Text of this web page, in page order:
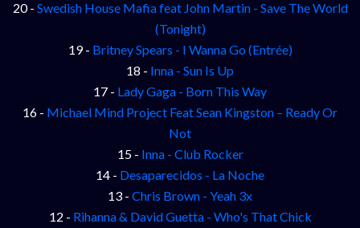
20 - Swedish House Mafia feat John Martin - Save The World
(Tonight)
19 - Britney Spears - I Wanna Go (Entrée)
18 - Inna - Sun Is Up
17 - Lady Gaga - Born This Way
16 - Michael Mind Project Feat Sean Kingston – Ready Or
Not
15 - Inna - Club Rocker
14 - Desaparecidos - La Noche
13 - Chris Brown - Yeah 3x
12 - Rihanna & David Guetta - Who's That Chick